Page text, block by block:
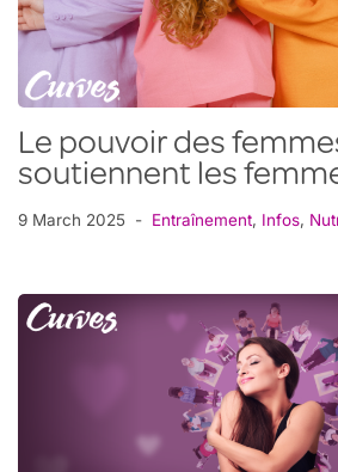
Le pouvoir des
soutiennent les
9 March 2025 Entraînement, Infos,